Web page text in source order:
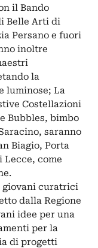
il Bando
Belle Arti di
Persano e fuori
inoltre
la
luminose; La
Costellazioni
Bubbles, bimbo
saranno
Biagio, Porta
Lecce, come
giovani curatrici
dalla Regione
idee per una
per la
di progetti